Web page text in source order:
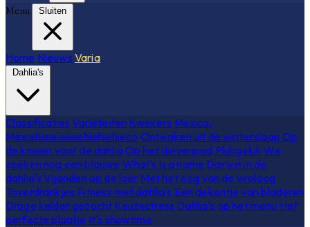
Menu Sluiten
Home Nieuws Varia
Dahlia's
Classificaties Variëteiten Kwekers Mexico,
Mexiehieieieieiehiehiehieco Ontwaken uit de winterslaap Op
de knieën voor de dahliaOp het dievenpad Plukgeluk We
zoeken nog een blauwe What's is a name Darwin in de
dahlia's Vijanden op de loer Met het oog van de viroloog
Toverdrankjes Fitness met dahlia's Een dekentje van bladeren
Droge kelder gezocht Keuzestress Dahlia's op het menu Het
perfecte plaatje It's showtime